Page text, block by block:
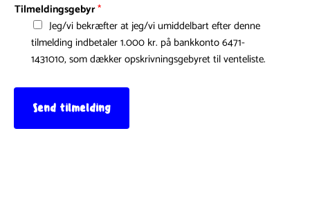
Tilmeldingsgebyr*
Jeg/vi bekræfter at jeg/vi umiddelbart efter denne
tilmelding indbetaler 1.000 kr. på bankkonto 6471-
1431010, som dækker opskrivningsgebyret til venteliste.
Send tilmelding